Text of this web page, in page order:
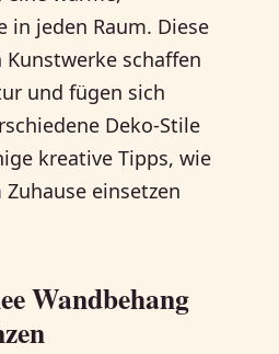
in jeden Raum. Diese
schaffen
und fügen sich
Deko-Stile
kreative Tipps, wie
einsetzen
Wandbehang